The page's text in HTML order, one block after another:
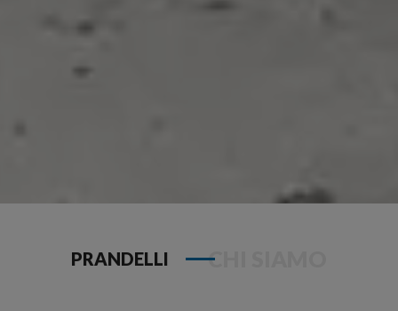
PRANDELLI CHI SIAMO